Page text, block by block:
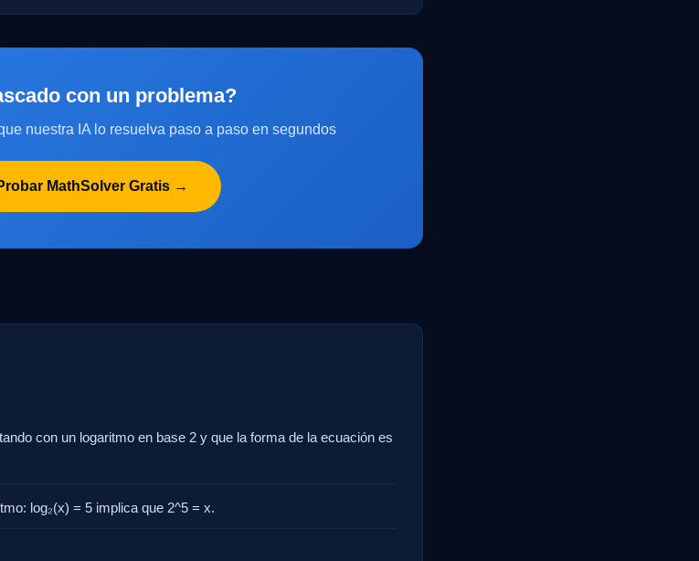
con un problema?
nuestra IA lo resuelva paso a paso en segundos
Probar MathSolver Gratis →
con un logaritmo en base 2 y que la forma de la ecuación es
log₂(x) = 5 implica que 2^5 = x.